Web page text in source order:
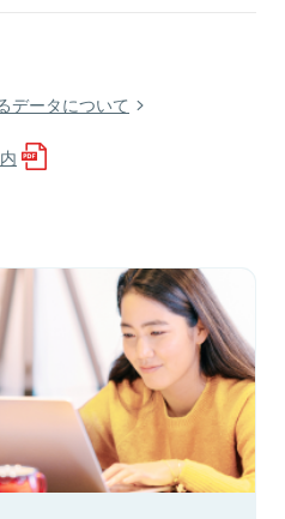
データについて